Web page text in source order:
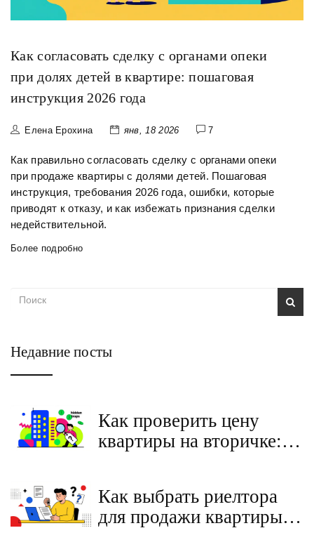
Как согласовать сделку с органами опеки
при долях детей в квартире: пошаговая
инструкция 2026 года
Елена Ерохина янв, 18 2026 7
Как правильно согласовать сделку с органами опеки
при продаже квартиры с долями детей. Пошаговая
инструкция, требования 2026 года, ошибки, которые
приводят к отказу, и как избежать признания сделки
недействительной.
Более подробно
Недавние посты
Как проверить цену
квартиры на вторичке:
факторов
Как выбрать риелтора
для продажи квартиры: